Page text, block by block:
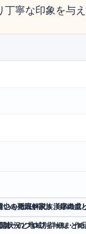
丁寧な印象を与
いを徹底解説！漢字の
也の死因や家族、錦織圭
状況と地域別詳細まとめ
誠一のプロフィール・作